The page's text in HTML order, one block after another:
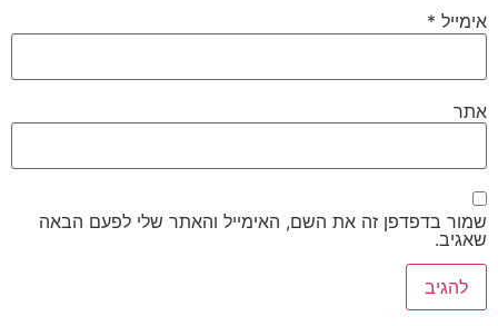
אימייל *
אתר
שמור בדפדפן זה את השם, האימייל והאתר שלי לפעם הבאה
שאגיב.